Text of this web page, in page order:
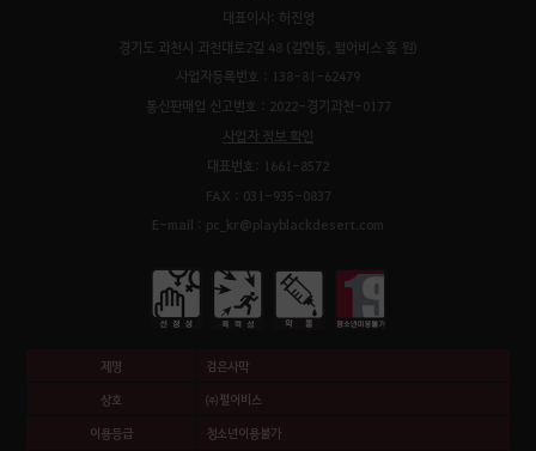
대표이사: 허진영
경기도 과천시 과천대로2길 48 (갈현동, 펄어비스 홈 원)
사업자등록번호 : 138-81-62479
통신판매업 신고번호 : 2022-경기과천-0177
사업자 정보 확인
대표번호: 1661-8572
FAX : 031-935-0837
E-mail : pc_kr@playblackdesert.com
제명 검은사막
상호 ㈜펄어비스
이용등급 청소년이용불가